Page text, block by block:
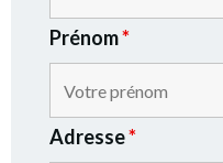
Prénom*
Adresse*